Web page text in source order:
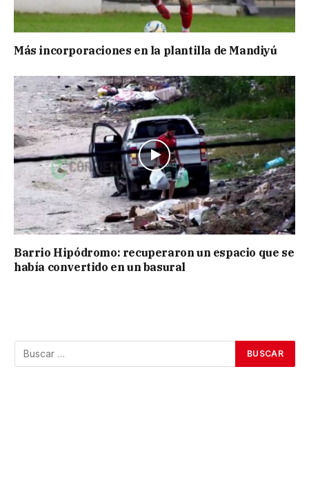
Más incorporaciones en la plantilla de Mandiyú
Barrio Hipódromo: recuperaron un espacio que se
había convertido en un basural